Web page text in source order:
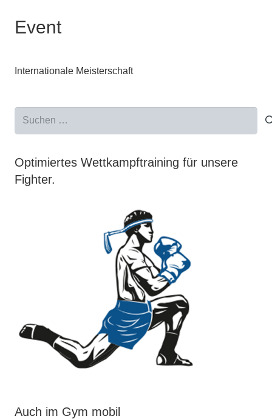
Event
Internationale Meisterschaft
Optimiertes Wettkampftraining für unsere
Fighter.
Auch im Gym mobil